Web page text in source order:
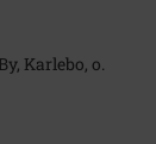
Karlebo, o.